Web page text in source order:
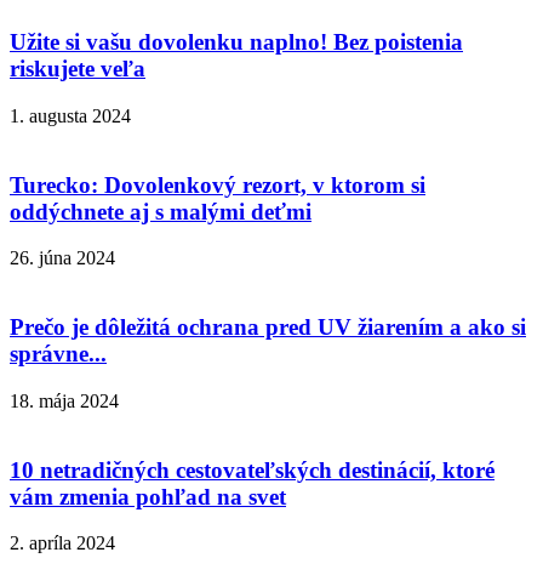
Užite si vašu dovolenku naplno! Bez poistenia
riskujete veľa
1. augusta 2024
Turecko: Dovolenkový rezort, v ktorom si
oddýchnete aj s malými deťmi
26. júna 2024
Prečo je dôležitá ochrana pred UV žiarením a ako si
správne...
18. mája 2024
10 netradičných cestovateľských destinácií, ktoré
vám zmenia pohľad na svet
2. apríla 2024